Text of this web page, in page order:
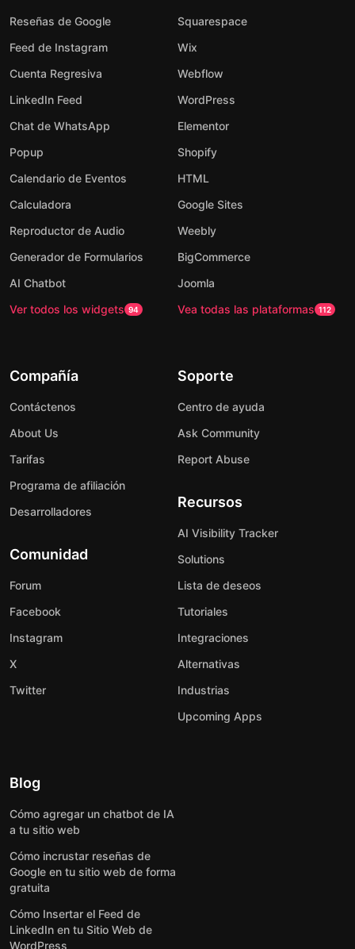
Reseñas de Google
Feed de Instagram
Cuenta Regresiva
LinkedIn Feed
Chat de WhatsApp
Popup
Calendario de Eventos
Calculadora
Reproductor de Audio
Generador de Formularios
AI Chatbot
Ver todos los widgets 94
Squarespace
Wix
Webflow
WordPress
Elementor
Shopify
HTML
Google Sites
Weebly
BigCommerce
Joomla
Vea todas las plataformas 112
Compañía
Contáctenos
About Us
Tarifas
Programa de afiliación
Desarrolladores
Comunidad
Forum
Facebook
Instagram
X
Twitter
Soporte
Centro de ayuda
Ask Community
Report Abuse
Recursos
AI Visibility Tracker
Solutions
Lista de deseos
Tutoriales
Integraciones
Alternativas
Industrias
Upcoming Apps
Blog
Cómo agregar un chatbot de IA
a tu sitio web
Cómo incrustar reseñas de
Google en tu sitio web de forma
gratuita
Cómo Insertar el Feed de
LinkedIn en tu Sitio Web de
WordPress